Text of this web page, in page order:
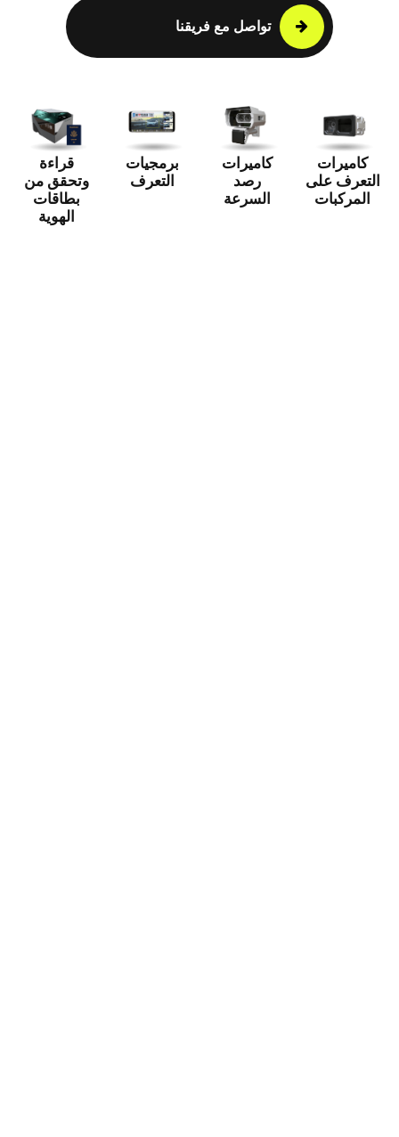
تواصل مع فريقنا
كاميرات
التعرف على
المركبات
كاميرات
رصد
السرعة
برمجيات
التعرف
قراءة
وتحقق من
بطاقات
الهوية